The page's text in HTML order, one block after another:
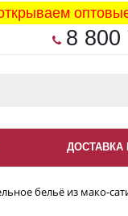
8 800
ДОСТАВКА
бельё из мако-